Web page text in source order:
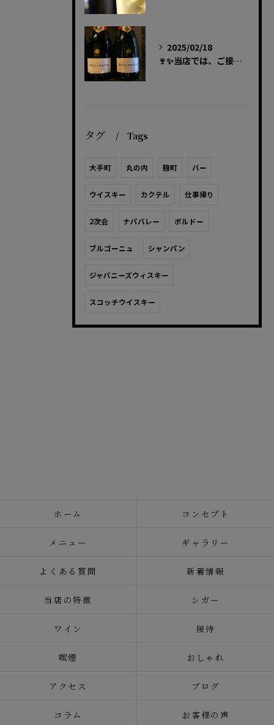
2025/02/18
🍷✨当店では、ご接待の二次会にぴったりのラグジュアリーな時間...
タグ Tags
大手町 丸の内 麹町 バー
ウイスキー カクテル 仕事帰り
2次会 ナパバレー ボルドー
ブルゴーニュ シャンパン
ジャパニーズウィスキー
スコッチウイスキー
ホーム コンセプト
メニュー ギャラリー
よくある質問 新着情報
当店の特徴 シガー
ワイン 接待
喫煙 おしゃれ
アクセス ブログ
コラム お客様の声